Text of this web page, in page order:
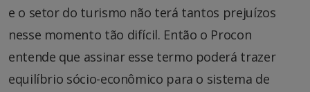
e o setor do turismo não terá tantos prejuízos
nesse momento tão difícil. Então o Procon
entende que assinar esse termo poderá trazer
equilíbrio sócio-econômico para o sistema de